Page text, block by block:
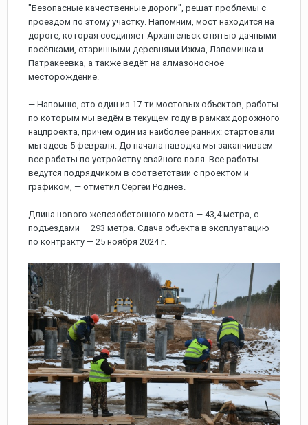
"Безопасные качественные дороги", решат проблемы с
проездом по этому участку. Напомним, мост находится на
дороге, которая соединяет Архангельск с пятью дачными
посёлками, старинными деревнями Ижма, Лапоминка и
Патракеевка, а также ведёт на алмазоносное
месторождение.
— Напомню, это один из 17-ти мостовых объектов, работы
по которым мы ведём в текущем году в рамках дорожного
нацпроекта, причём один из наиболее ранних: стартовали
мы здесь 5 февраля. До начала паводка мы заканчиваем
все работы по устройству свайного поля. Все работы
ведутся подрядчиком в соответствии с проектом и
графиком, — отметил Сергей Роднев.
Длина нового железобетонного моста — 43,4 метра, с
подъездами — 293 метра. Сдача объекта в эксплуатацию
по контракту — 25 ноября 2024 г.